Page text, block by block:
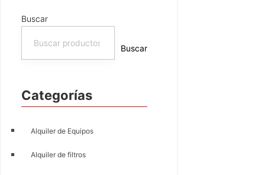
Buscar
Buscar
Categorías
Alquiler de Equipos
Alquiler de filtros